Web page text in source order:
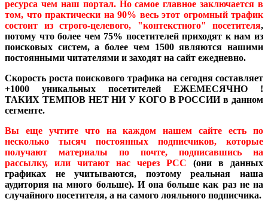
ресурса чем наш портал. Но самое главное заключается в
том, что практически на 90% весь этот огромный трафик
состоит из строго-целевого, "контекстного" посетителя,
потому что более чем 75% посетителей приходят к нам из
поисковых систем, а более чем 1500 являются нашими
постоянными читателями и заходят на сайт ежедневно.
Скорость роста поискового трафика на сегодня составляет
+1000 уникальных посетителей ЕЖЕМЕСЯЧНО !
ТАКИХ ТЕМПОВ НЕТ НИ У КОГО В РОССИИ в данном
сегменте.
Вы еще учтите что на каждом нашем сайте есть по
несколько тысяч постоянных подписчиков, которые
получают материалы по почте, подписавшись на
рассылку, или читают нас через РСС (они в данных
графиках не учитываются, поэтому реальная наша
аудитория на много больше). И она больше как раз не на
случайного посетителя, а на самого лояльного подписчика.